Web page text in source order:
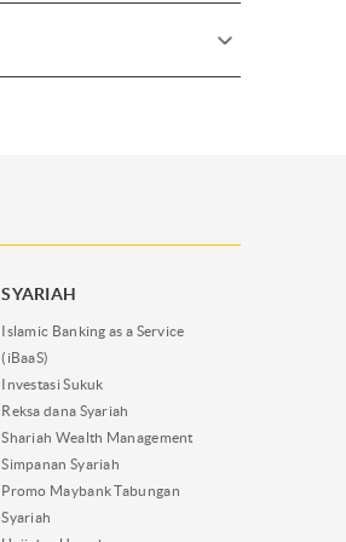
SYARIAH
Islamic Banking as a Service
(iBaaS)
Investasi Sukuk
Reksa dana Syariah
Shariah Wealth Management
Simpanan Syariah
Promo Maybank Tabungan
Syariah